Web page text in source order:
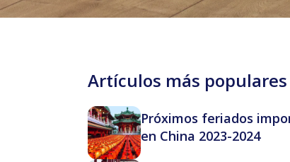
Artículos más populares
Próximos feriados
en China 2023-2024